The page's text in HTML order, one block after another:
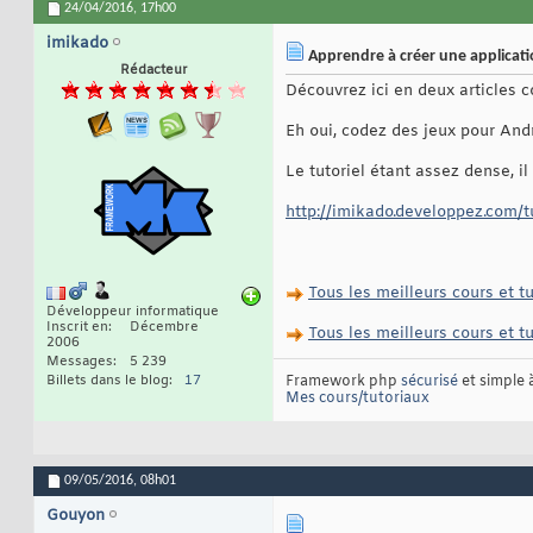
24/04/2016, 17h00
imikado
Rédacteur
Développeur informatique
Inscrit en
Décembre
2006
Messages
5 239
Billets dans le blog
17
Apprendre à créer une
Découvrez ici en deux articles
Eh oui, codez des jeux pour
Le tutoriel étant assez dense,
http://
Tous les meilleurs cours et
Tous les meilleurs cours et
Framework php sécuriséet simple
Mes cours/tutoriaux
09/05/2016, 08h01
Gouyon